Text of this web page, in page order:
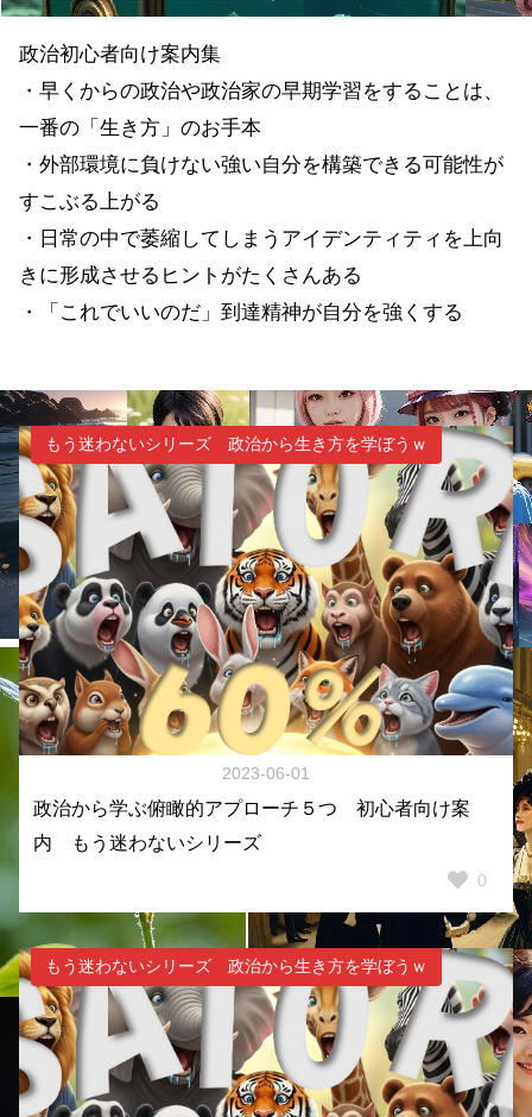
政治初心者向け案内集
・早くからの政治や政治家の早期学習をすることは、
一番の「生き方」のお手本
・外部環境に負けない強い自分を構築できる可能性が
すこぶる上がる
・日常の中で萎縮してしまうアイデンティティを上向
きに形成させるヒントがたくさんある
・「これでいいのだ」到達精神が自分を強くする
もう迷わないシリーズ 政治から生き方を学ぼうｗ
2023-06-01
政治から学ぶ俯瞰的アプローチ５つ 初心者向け案
内 もう迷わないシリーズ
0
もう迷わないシリーズ 政治から生き方を学ぼうｗ